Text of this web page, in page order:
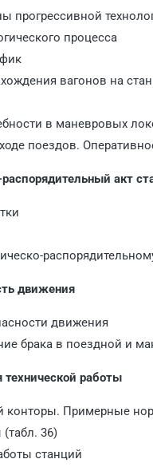
прогрессивной
процесса
вагонов на
в маневровых
поездов.
распорядительный акт
движения
движения
брака в поездной и
технической работы
конторы. Примерные
36)
станций